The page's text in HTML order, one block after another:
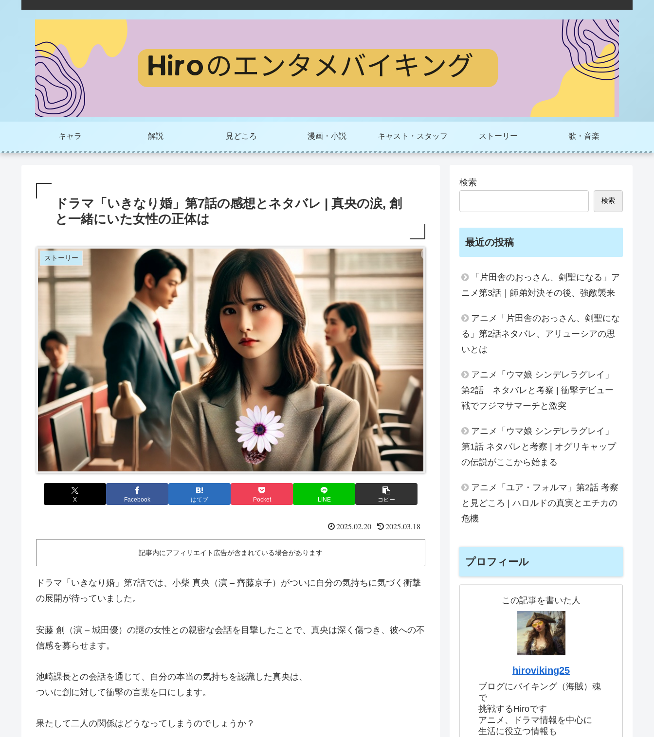
キャラ 解説 見どころ 漫画・小説 キャスト・スタッフ ストーリー 歌・音楽
ドラマ「いきなり婚」第7話の感想とネタバレ | 真央の涙, 創
と一緒にいた女性の正体は
ストーリー
X Facebook はてブ Pocket LINE コピー
2025.02.20 2025.03.18
記事内にアフィリエイト広告が含まれている場合があります
ドラマ「いきなり婚」第7話では、小柴 真央（演 – 齊藤京子）がついに自分の気持ちに気づく衝撃
の展開が待っていました。
安藤 創（演 – 城田優）の謎の女性との親密な会話を目撃したことで、真央は深く傷つき、彼への不
信感を募らせます。
池崎課長との会話を通じて、自分の本当の気持ちを認識した真央は、
ついに創に対して衝撃の言葉を口にします。
果たして二人の関係はどうなってしまうのでしょうか？
検索
検索
最近の投稿
「片田舎のおっさん、剣聖になる」ア
ニメ第3話｜師弟対決その後、強敵襲来
アニメ「片田舎のおっさん、剣聖にな
る」第2話ネタバレ、アリューシアの思
いとは
アニメ「ウマ娘 シンデレラグレイ」
第2話 ネタバレと考察 | 衝撃デビュー
戦でフジマサマーチと激突
アニメ「ウマ娘 シンデレラグレイ」
第1話 ネタバレと考察 | オグリキャップ
の伝説がここから始まる
アニメ「ユア・フォルマ」第2話 考察
と見どころ | ハロルドの真実とエチカの
危機
プロフィール
この記事を書いた人
hiroviking25
ブログにバイキング（海賊）魂
で
挑戦するHiroです
アニメ、ドラマ情報を中心に
生活に役立つ情報も